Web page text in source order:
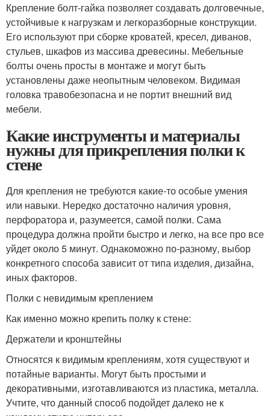
Крепление болт-гайка позволяет создавать долговечные,
устойчивые к нагрузкам и легкоразборные конструкции.
Его используют при сборке кроватей, кресел, диванов,
стульев, шкафов из массива древесины. Мебельные
болты очень просты в монтаже и могут быть
установлены даже неопытным человеком. Видимая
головка травобезопасна и не портит внешний вид
мебели.
Какие инструменты и материалы
нужны для прикрепления полки к
стене
Для крепления не требуются какие-то особые умения
или навыки. Нередко достаточно наличия уровня,
перфоратора и, разумеется, самой полки. Сама
процедура должна пройти быстро и легко, на все про все
уйдет около 5 минут. Однакоможно по-разному, выбор
конкретного способа зависит от типа изделия, дизайна,
иных факторов.
Полки с невидимым креплением
Как именно можно крепить полку к стене:
Держатели и кронштейны
Относятся к видимым креплениям, хотя существуют и
потайные варианты. Могут быть простыми и
декоративными, изготавливаются из пластика, металла.
Учтите, что данный способ подойдет далеко не к